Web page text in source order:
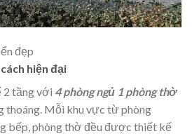
đẹp
hiện đại
2 tầng với 4 phòng ngủ 1 phòng thờ
thoáng. Mỗi khu vực từ phòng
bếp, phòng thờ đều được thiết kế